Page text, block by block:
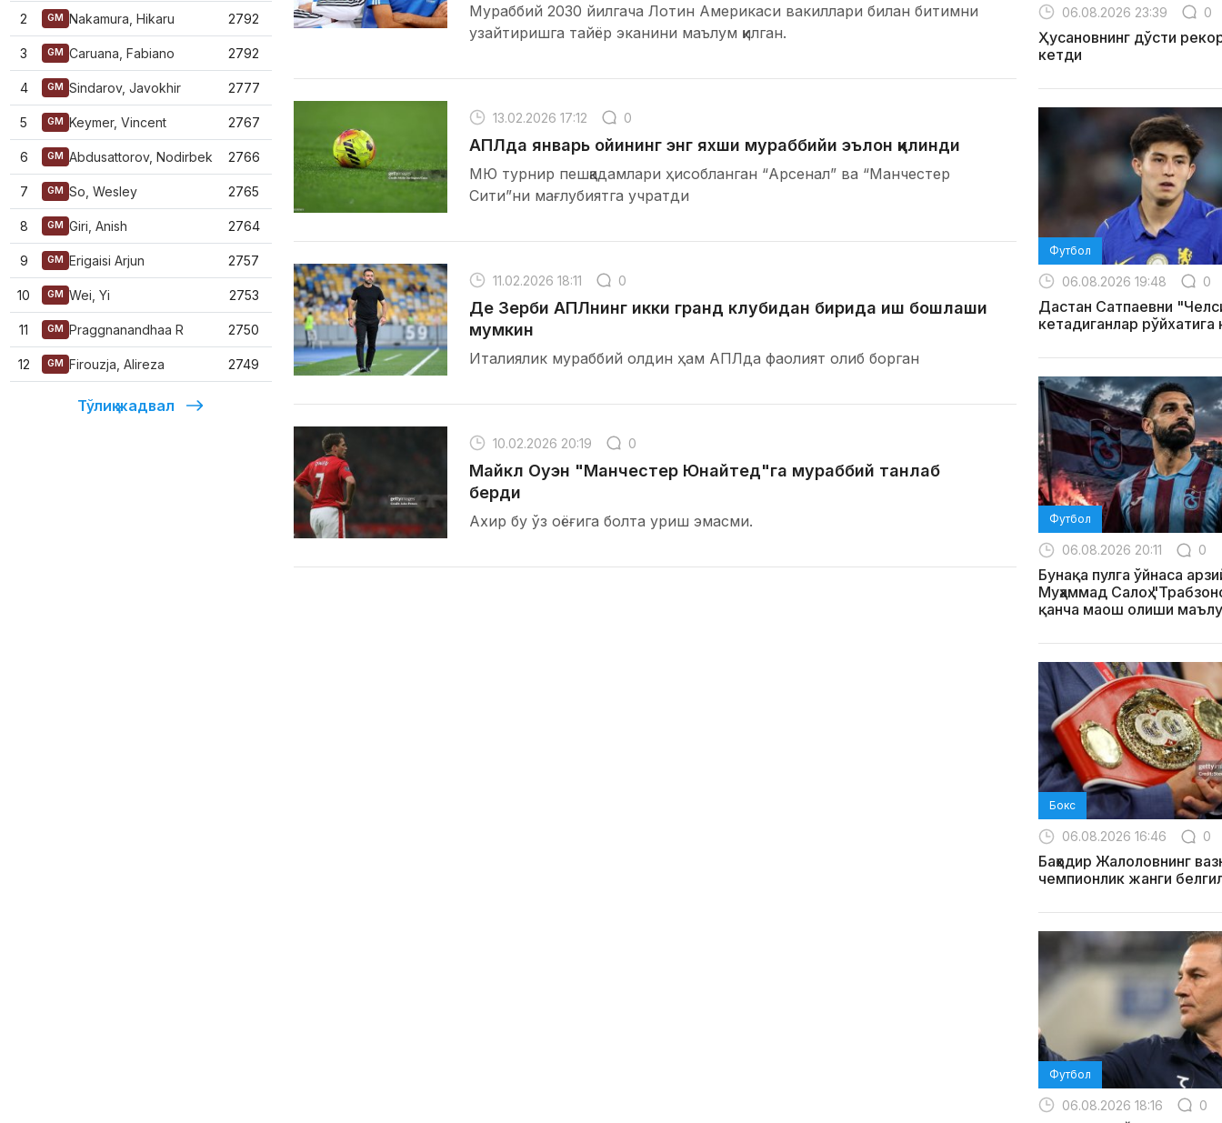
2 GM Nakamura, Hikaru 2792
3 GM Caruana, Fabiano 2792
4 GM Sindarov, Javokhir 2777
5 GM Keymer, Vincent 2767
6 GM Abdusattorov, Nodirbek 2766
7 GM So, Wesley 2765
8 GM Giri, Anish 2764
9 GM Erigaisi Arjun 2757
10 GM Wei, Yi 2753
11 GM Praggnanandhaa R 2750
12 GM Firouzja, Alireza 2749
Тўлиқ жадвал
Мураббий 2030 йилгача Лотин Америкаси вакиллари билан битимни
узайтиришга тайёр эканини маълум қилган.
13.02.2026 17:12 0
АПЛда январь ойининг энг яхши мураббийи эълон қилинди
МЮ турнир пешқадамлари ҳисобланган “Арсенал” ва “Манчестер
Сити”ни мағлубиятга учратди
11.02.2026 18:11 0
Де Зерби АПЛнинг икки гранд клубидан бирида иш бошлаши
мумкин
Италиялик мураббий олдин ҳам АПЛда фаолият олиб борган
10.02.2026 20:19 0
Майкл Оуэн "Манчестер Юнайтед"га мураббий танлаб
берди
Ахир бу ўз оёғига болта уриш эмасми.
06.08.2026 23:39 0
Ҳусановнинг дўсти
кетди
Футбол
06.08.2026 19:48 0
Дастан Сатпаевни
кетадиганлар
Футбол
06.08.2026 20:11 0
Бунақа пулга ўйнаса
Муҳаммад Салоҳ
қанча маош олиши
Бокс
06.08.2026 16:46 0
Баҳодир Жалоловнинг
чемпионлик жанги
Футбол
06.08.2026 18:16 0